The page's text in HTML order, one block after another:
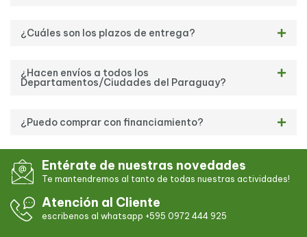
¿Cuáles son los plazos de entrega?
¿Hacen envíos a todos los
Departamentos/Ciudades del Paraguay?
¿Puedo comprar con financiamiento?
Entérate de nuestras novedades
Te mantendremos al tanto de todas nuestras actividades!
Atención al Cliente
escribenos al whatsapp +595 0972 444 925